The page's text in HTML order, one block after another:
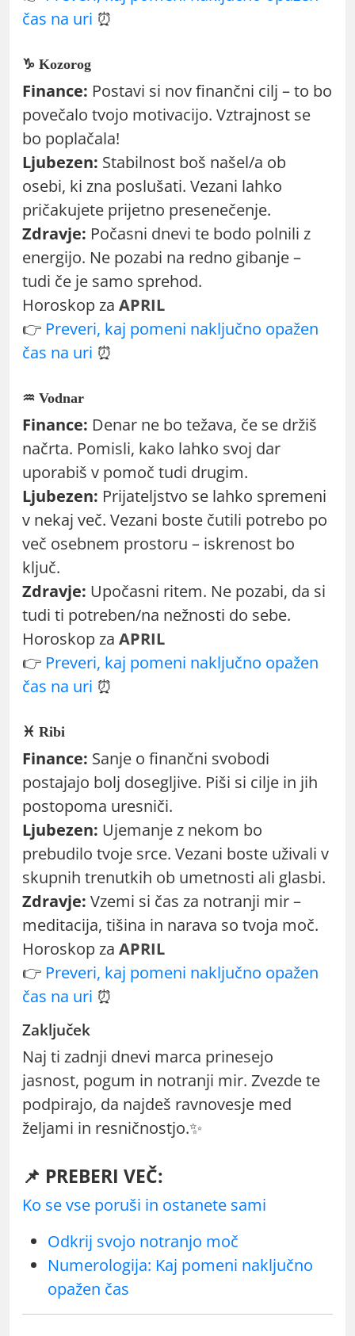
čas na uri ⏰
♑ Kozorog
Finance: Postavi si nov finančni cilj – to bo
povečalo tvojo motivacijo. Vztrajnost se
bo poplačala!
Ljubezen: Stabilnost boš našel/a ob
osebi, ki zna poslušati. Vezani lahko
pričakujete prijetno presenečenje.
Zdravje: Počasni dnevi te bodo polnili z
energijo. Ne pozabi na redno gibanje –
tudi če je samo sprehod.
Horoskop za APRIL
👉 Preveri, kaj pomeni naključno opažen
čas na uri ⏰
♒ Vodnar
Finance: Denar ne bo težava, če se držiš
načrta. Pomisli, kako lahko svoj dar
uporabiš v pomoč tudi drugim.
Ljubezen: Prijateljstvo se lahko spremeni
v nekaj več. Vezani boste čutili potrebo po
več osebnem prostoru – iskrenost bo
ključ.
Zdravje: Upočasni ritem. Ne pozabi, da si
tudi ti potreben/na nežnosti do sebe.
Horoskop za APRIL
👉 Preveri, kaj pomeni naključno opažen
čas na uri ⏰
♓ Ribi
Finance: Sanje o finančni svobodi
postajajo bolj dosegljive. Piši si cilje in jih
postopoma uresniči.
Ljubezen: Ujemanje z nekom bo
prebudilo tvoje srce. Vezani boste uživali v
skupnih trenutkih ob umetnosti ali glasbi.
Zdravje: Vzemi si čas za notranji mir –
meditacija, tišina in narava so tvoja moč.
Horoskop za APRIL
👉 Preveri, kaj pomeni naključno opažen
čas na uri ⏰
Zaključek
Naj ti zadnji dnevi marca prinesejo
jasnost, pogum in notranji mir. Zvezde te
podpirajo, da najdeš ravnovesje med
željami in resničnostjo.✨
📌 PREBERI VEČ:
Ko se vse poruši in ostanete sami
Odkrij svojo notranjo moč
Numerologija: Kaj pomeni naključno
opažen čas